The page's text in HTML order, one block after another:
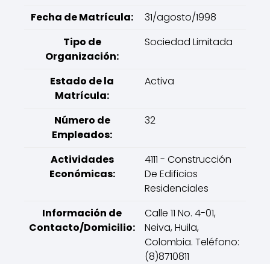
Fecha de Matrícula:
31/agosto/1998
Tipo de
Organización:
Sociedad Limitada
Estado de la
Matrícula:
Activa
Número de
Empleados:
32
Actividades
Económicas:
4111 - Construcción
De Edificios
Residenciales
Información de
Contacto/Domicilio:
Calle 11 No. 4-01,
Neiva, Huila,
Colombia. Teléfono:
(8)8710811